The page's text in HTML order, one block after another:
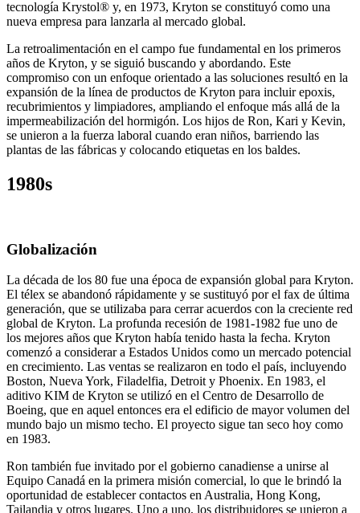
tecnología Krystol® y, en 1973, Kryton se constituyó como una
nueva empresa para lanzarla al mercado global.
La retroalimentación en el campo fue fundamental en los primeros
años de Kryton, y se siguió buscando y abordando. Este
compromiso con un enfoque orientado a las soluciones resultó en la
expansión de la línea de productos de Kryton para incluir epoxis,
recubrimientos y limpiadores, ampliando el enfoque más allá de la
impermeabilización del hormigón. Los hijos de Ron, Kari y Kevin,
se unieron a la fuerza laboral cuando eran niños, barriendo las
plantas de las fábricas y colocando etiquetas en los baldes.
1980s
Globalización
La década de los 80 fue una época de expansión global para Kryton.
El télex se abandonó rápidamente y se sustituyó por el fax de última
generación, que se utilizaba para cerrar acuerdos con la creciente red
global de Kryton. La profunda recesión de 1981-1982 fue uno de
los mejores años que Kryton había tenido hasta la fecha. Kryton
comenzó a considerar a Estados Unidos como un mercado potencial
en crecimiento. Las ventas se realizaron en todo el país, incluyendo
Boston, Nueva York, Filadelfia, Detroit y Phoenix. En 1983, el
aditivo KIM de Kryton se utilizó en el Centro de Desarrollo de
Boeing, que en aquel entonces era el edificio de mayor volumen del
mundo bajo un mismo techo. El proyecto sigue tan seco hoy como
en 1983.
Ron también fue invitado por el gobierno canadiense a unirse al
Equipo Canadá en la primera misión comercial, lo que le brindó la
oportunidad de establecer contactos en Australia, Hong Kong,
Tailandia y otros lugares. Uno a uno, los distribuidores se unieron a